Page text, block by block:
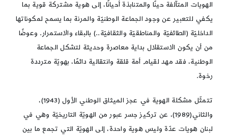
الهويات المتآلفة حينًا والمتنابذة أحيانًا، إلى هوية مشتركة قوية بما
يكفي للتعبير عن وجود الجماعة الوطنيّة والمرنة بما يسمح لمكوناتها
الداخليّة (الطائفيّة والمناطقيّة والثقافيّة..) بالبقاء والاستمرار. وعوضًا
من أن يكون الاستقلال بداية معاصرة وحديثة لتشكل الجماعة
الوطنية، فقد مهد لقيام أمة قلقة وانتقالية دائمًا، بهويّة مترددة
رخوة.
تتمثّل مشكلة الهوية في عجز الميثاق الوطني الأول (1943)،
والثاني(1989)، عن تركيز جسر عبور من الهويّة التاريخيّة وهي في
لبنان هويات عدّة وليس هوية واحدة، إلى الهويّة التي تجمع ما بين